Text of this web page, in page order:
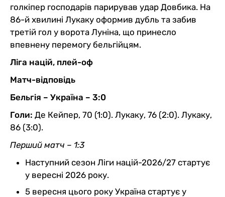
голкіпер господарів парирував удар Довбика. На
86-й хвилині Лукаку оформив дубль та забив
третій гол у ворота Луніна, що принесло
впевнену перемогу бельгійцям.
Ліга націй, плей-оф
Матч-відповідь
Бельгія – Україна – 3:0
Голи: Де Кейпер, 70 (1:0). Лукаку, 76 (2:0). Лукаку,
86 (3:0).
Перший матч – 1:3
Наступний сезон Ліги націй-2026/27 стартує
у вересні 2026 року.
5 вересня цього року Україна стартує у